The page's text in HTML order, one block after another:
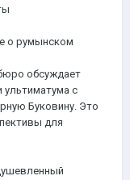
о румынском
обсуждает
ультиматума с
Буковину. Это
для